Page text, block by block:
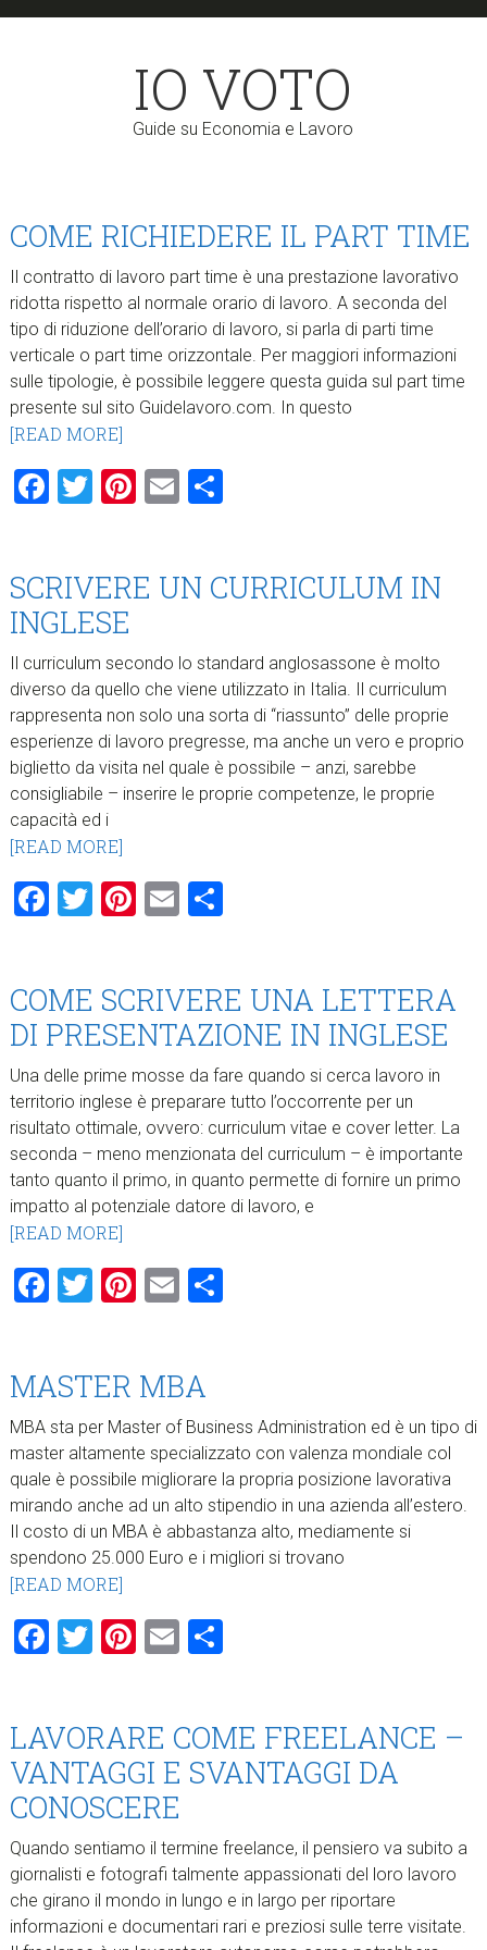
Skip
Skip
IO VOTO
Guide su Economia e Lavoro
COME RICHIEDERE IL PART TIME
Il contratto di lavoro part time è una prestazione lavorativo
ridotta rispetto al normale orario di lavoro. A seconda del
tipo di riduzione dell’orario di lavoro, si parla di parti time
verticale o part time orizzontale. Per maggiori informazioni
sulle tipologie, è possibile leggere questa guida sul part time
presente sul sito Guidelavoro.com. In questo
[READ MORE]
Facebook
Twitter
Pinterest
EmailCondividi
SCRIVERE UN CURRICULUM IN
INGLESE
Il curriculum secondo lo standard anglosassone è molto
diverso da quello che viene utilizzato in Italia. Il curriculum
rappresenta non solo una sorta di “riassunto” delle proprie
esperienze di lavoro pregresse, ma anche un vero e proprio
biglietto da visita nel quale è possibile – anzi, sarebbe
consigliabile – inserire le proprie competenze, le proprie
capacità ed i
[READ MORE]
Facebook
Twitter
Pinterest
EmailCondividi
COME SCRIVERE UNA LETTERA
DI PRESENTAZIONE IN INGLESE
Una delle prime mosse da fare quando si cerca lavoro in
territorio inglese è preparare tutto l’occorrente per un
risultato ottimale, ovvero: curriculum vitae e cover letter. La
seconda – meno menzionata del curriculum – è importante
tanto quanto il primo, in quanto permette di fornire un primo
impatto al potenziale datore di lavoro, e
[READ MORE]
Facebook
Twitter
Pinterest
EmailCondividi
MASTER MBA
MBA sta per Master of Business Administration ed è un tipo di
master altamente specializzato con valenza mondiale col
quale è possibile migliorare la propria posizione lavorativa
mirando anche ad un alto stipendio in una azienda all’estero.
Il costo di un MBA è abbastanza alto, mediamente si
spendono 25.000 Euro e i migliori si trovano
[READ MORE]
Facebook
Twitter
Pinterest
EmailCondividi
LAVORARE COME FREELANCE –
VANTAGGI E SVANTAGGI DA
CONOSCERE
Quando sentiamo il termine freelance, il pensiero va subito a
giornalisti e fotografi talmente appassionati del loro lavoro
che girano il mondo in lungo e in largo per riportare
informazioni e documentari rari e preziosi sulle terre visitate.